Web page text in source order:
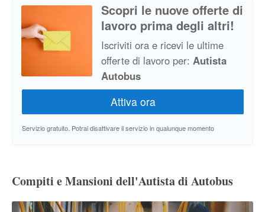
Scopri le nuove offerte di
lavoro prima degli altri!
Iscriviti ora e ricevi le ultime
offerte di lavoro per: Autista
Autobus
Servizio gratuito. Potrai disattivare il servizio in qualunque momento
Compiti e Mansioni dell'Autista di Autobus